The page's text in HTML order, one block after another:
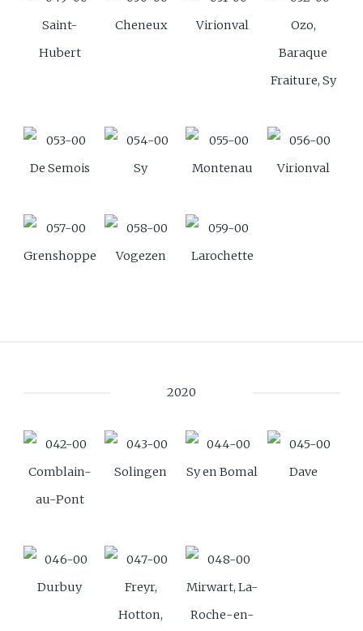
Saint-
Hubert
Cheneux Virionval
Ozo,
Baraque
Fraiture, Sy
De Semois Sy Montenau Virionval
Grenshoppen Vogezen Larochette
2020
Comblain-
au-Pont
Solingen Sy en Bomal Dave
Durbuy
Freyr,
Hotton,
Mirwart, La-
Roche-en-